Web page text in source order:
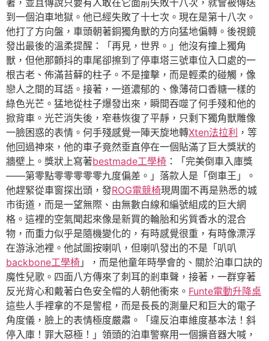
著，並且傳說只要有人敢在它面前失敗十八次，就會被傳送
到一個泊車地獄。他已經失敗了十七次。現在是第十八次。
他打了方向盤，車頭朝著銅獨角獸的方向猛地偏轉。後視鏡
發出最後的溫柔提醒：「再見，世界。」他沒有撞上獨角
獸，但他那顫抖的車尾卻擦到了停車塔三號車位入口處的一
根古老、佈滿苔蘚的柱子。不是撞擊，而是輕柔的碰觸，像
戀人之間的耳語。接著，一道濃郁的、像薄荷口香糖一樣的
綠色光芒。猛地從柱子爆發出來，瞬間吞噬了何手殘和他的
掀背車。光芒消失後，窄巷恢復了平靜，只剩下獨角獸雕像
一臉困惑的表情。何手殘感覺一陣天旋地轉Xten法拉利 ，等
他回過神來，他的車子竟然垂直停在一個貼滿了巨大獎狀的
牆壁上。獎狀上寫著bestmade工學椅 ：「完美倒車入庫獎
——第零點零零零零零九度偏差。」落款人是「倒車王」。
他趕緊從車窗探出頭，發ROG電競椅現周圍不再是熟悉的城
市街道，而是一望無際、由無數白線和編號組成的巨大網
格。這裡的空氣聞起來像是新買的輪胎和劣質香水的混合
物，而重力似乎是隨機變化的，有時感覺很重，有時像漂浮
在游泳池裡。他試圖按喇叭，但喇叭發出的不是「叭叭
backbone工學椅 」，而是他童年時學會的、關於泊車口訣的
魔性兒歌。四面八方傳來了刺耳的剎車聲，接著，一群穿著
反光背心和戴著白色安全帽的人朝他衝來。 Funte電動升降桌
這些人手裡拿的不是警棍，而是長長的測量尺和巨大的電子
角度儀，臉上的表情極度嚴肅。「違反泊車維度基本法！斜
停入庫！罪大惡極！」領頭的泊車警察用一個擴音器大喊，